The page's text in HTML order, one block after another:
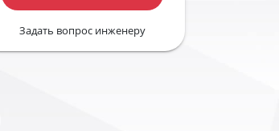
Задать вопрос инженеру